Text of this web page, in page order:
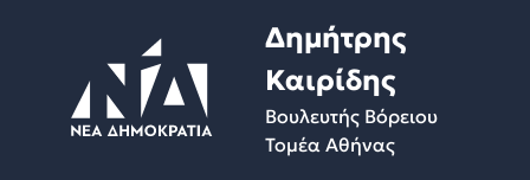
Δημήτρης
Καιρίδης
Βουλευτής Βόρειου
Τομέα Αθήνας